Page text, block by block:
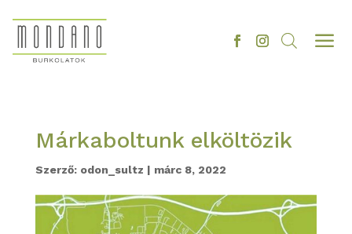
a
Márkaboltunk elköltözik
Szerző: odon_sultz | márc 8, 2022